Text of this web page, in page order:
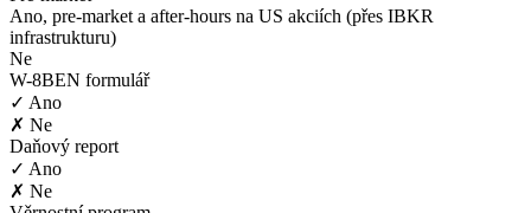
Ano, pre-market a after-hours na US akciích (přes IBKR
infrastrukturu)
Ne
W-8BEN formulář
✓ Ano
✗ Ne
Daňový report
✓ Ano
✗ Ne